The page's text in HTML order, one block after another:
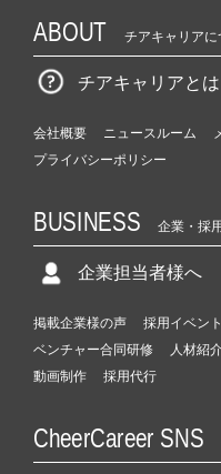
ABOUT チアキャリアに
チアキャリアとは
会社概要 ニュースルーム
プライバシーポリシー
BUSINESS 企業・採
企業担当者様へ
掲載企業様の声 採用イベント
ベンチャー合同研修
人材紹
動画制作
採用代行
CheerCareer SNS